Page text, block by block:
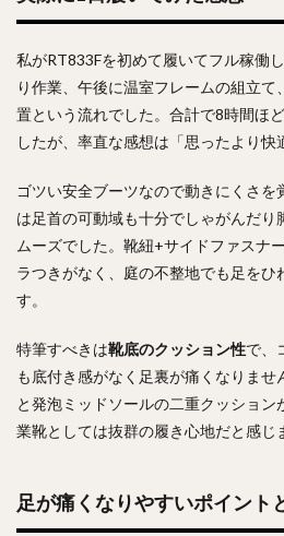
私がRT833Fを初めて履いてフル稼働
り作業、午後に温室フレームの組立
置という流れでした。合計で8時間ほ
したが、率直な感想は「思ったより快
ゴツい安全ブーツなので動きにくさを
は足首の可動域も十分でしゃがんだり
ムーズでした。靴紐+サイドファスナ
ラつきがなく、庭の不整地でも足をひ
す。
特筆すべきは靴底のクッション性で、
も底付き感がなく足裏が痛くなりませ
と発泡ミッドソールの二重クッショ
業靴としては抜群の履き心地だと感じ
足が痛くなりやすいポイント